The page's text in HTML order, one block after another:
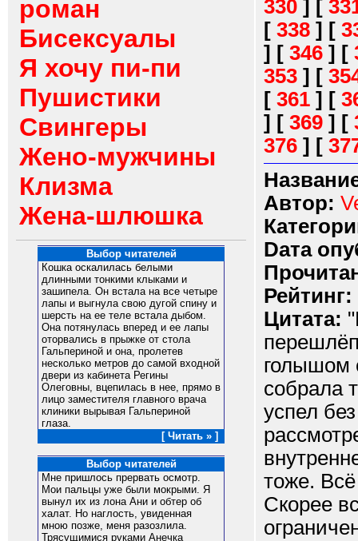
роман
Бисексуалы
Я хочу пи-пи
Пушистики
Свингеры
Жено-мужчины
Клизма
Жена-шлюшка
Выбор читателей
Кошка оскалилась белыми
длинными тонкими клыками и
зашипела. Он встала на все четыре
лапы и выгнула свою дугой спину и
шерсть на ее теле встала дыбом.
Она потянулась вперед и ее лапы
оторвались в прыжке от стола
Гальпериной и она, пролетев
несколько метров до самой входной
двери из кабинета Регины
Олеговны, вцепилась в нее, прямо в
лицо заместителя главного врача
клиники вырывая Гальпериной
глаза.
[ Читать » ]
Выбор читателей
Мне пришлось прервать осмотр.
Мои пальцы уже были мокрыми. Я
вынул их из лона Ани и обтер об
халат. Но наглость, увиденная
мною позже, меня разозлила.
Трясущимися руками Анечка
330 ] [
[ 338 ] [
] [ 346 ] [
353 ] [
[ 361 ] [
] [ 369 ] [
376 ] [
Автор:
Dата
Рейтинг:
Цитата:
голышом
собрала
успел
тоже.
Скорее